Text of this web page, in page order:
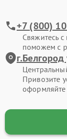
+7 (800)
Свяжитесь
поможем с
Привозите
оформляйте